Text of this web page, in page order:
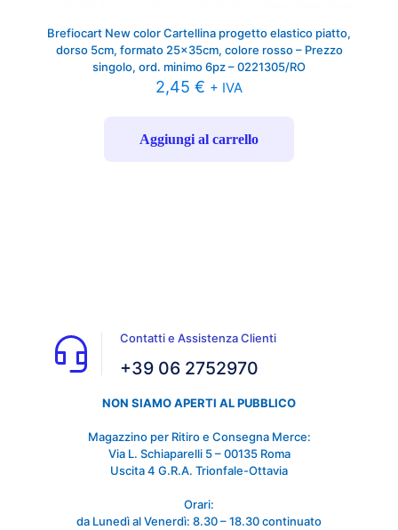
Brefiocart New color Cartellina progetto elastico piatto,
dorso 5cm, formato 25x35cm, colore rosso – Prezzo
singolo, ord. minimo 6pz – 0221305/RO
2,45 € + IVA
Aggiungi al carrello
Contatti e Assistenza Clienti
+39 06 2752970
NON SIAMO APERTI AL PUBBLICO
Magazzino per Ritiro e Consegna Merce:
Via L. Schiaparelli 5 – 00135 Roma
Uscita 4 G.R.A. Trionfale-Ottavia
Orari:
da Lunedì al Venerdì: 8.30 – 18.30 continuato